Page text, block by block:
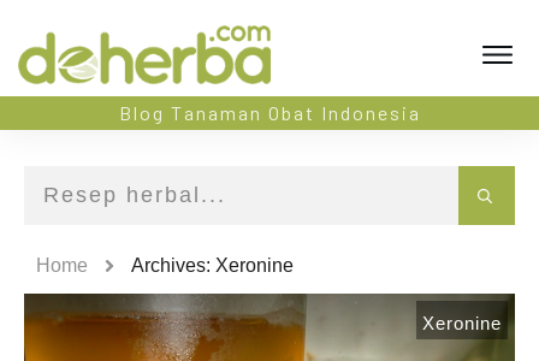
Blog Tanaman Obat Indonesia
Home Archives: Xeronine
Xeronine